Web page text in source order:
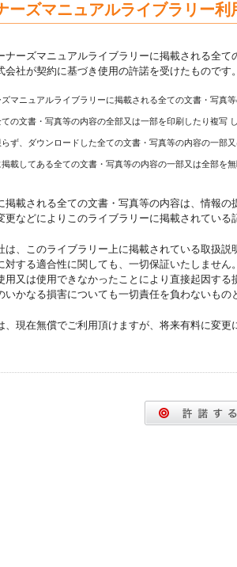
ーズマニュアルライブラリー利
ナーズマニュアルライブラリーに掲載される全
会社が契約に基づき使用の許諾を受けたもので
マニュアルライブラリーに掲載される全ての文書・写真
の文書・写真等の内容の全部又は一部を印刷したり複写
ず、ダウンロードした全ての文書・写真等の内容の一
載してある全ての文書・写真等の内容の一部又は全部を
掲載される全ての文書・写真等の内容は、情報
更などによりこのライブラリーに掲載されてい
は、このライブラリー上に掲載されている取扱
対する適合性に関しても、一切保証いたしませ
用又は使用できなかったことにより直接起因す
いかなる損害についても一切責任を負わないもの
、現在無償でご利用頂けますが、将来有料に変